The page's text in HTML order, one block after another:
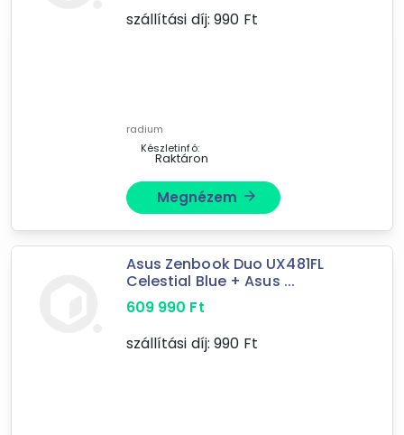
házi ápolási eszközök
komplett sztereó rendszer
Mást is keresel? Válogass a Depo teljes
kínálatából!
tovább válogatok »
szállítási díj: 990 Ft
radium
Készletinfó:
Raktáron
Megnézem arrow_forward
Asus Zenbook Duo UX481FL
Celestial Blue + Asus ...
609 990 Ft
szállítási díj: 990 Ft